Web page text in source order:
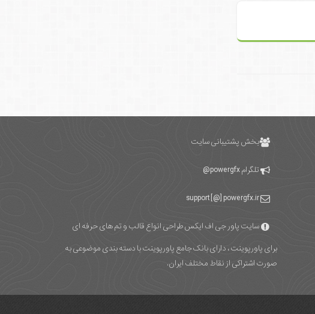
بخش پشتیبانی سایت
تلگرامpowergfx@
سایت پاور جی اف ایکس طراحی انواع قالب و تم های حرفه ای
برای پاورپوینت ، دارای بانک جامع پاورپوینت با دسته بندی موضوعی به
صورت اشتراکی از نقاط مختلف ایران.